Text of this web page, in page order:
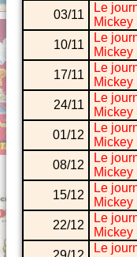
03/11
Le
Mickey
10/11
Le
Mickey
17/11
Le
Mickey
24/11
Le
Mickey
01/12
Le
Mickey
08/12
Le
Mickey
15/12
Le
Mickey
22/12
Le
Mickey
Le